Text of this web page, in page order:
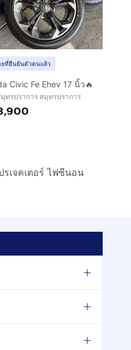
ยที่ยืนยันตัวตนแล้ว
Civic Fe Ehev 17 นิ้ว🔥
มุทรปราการ สมุทรปราการ
เจคเตอร์ ไฟซีนอน